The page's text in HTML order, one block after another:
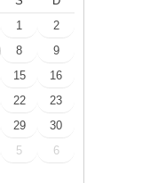
1
2
8
9
15
16
22
23
29
30
5 6